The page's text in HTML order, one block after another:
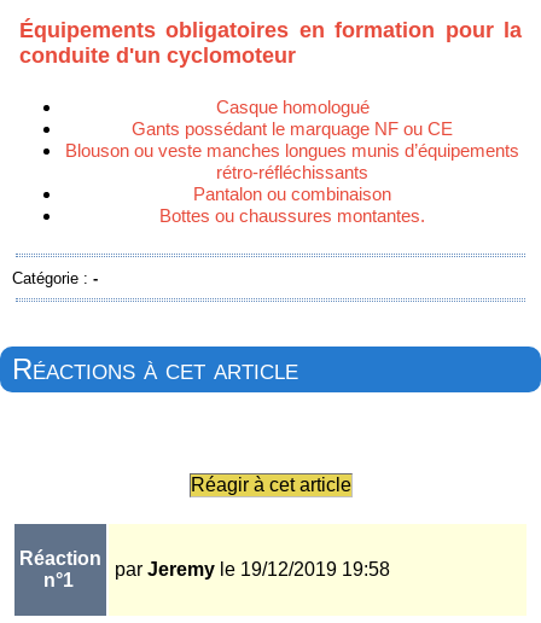
Équipements obligatoires en formation pour la
conduite d'un cyclomoteur
Casque homologué
Gants possédant le marquage NF ou CE
Blouson ou veste manches longues munis d’équipements
rétro-réfléchissants
Pantalon ou combinaison
Bottes ou chaussures montantes.
Catégorie : -
Réactions à cet article
Réagir à cet article
Réaction
n°1
par Jeremy le 19/12/2019 19:58